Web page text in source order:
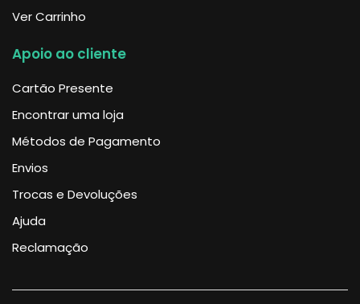
Ver Carrinho
Apoio ao cliente
Cartão Presente
Encontrar uma loja
Métodos de Pagamento
Envios
Trocas e Devoluções
Ajuda
Reclamação